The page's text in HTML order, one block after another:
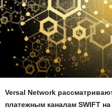
Versal Network
платежным каналам SWIFT